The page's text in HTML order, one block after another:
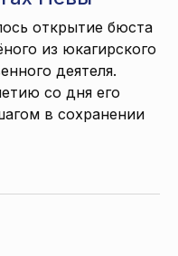
открытие бюста
из юкагирского
деятеля.
со дня его
в сохранении